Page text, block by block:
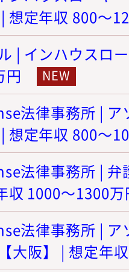
想定年収 800～
| インハウスロ
円
法律事務所 | ア
想定年収 800～
法律事務所 | 弁
収 1000～1300
法律事務所 | ア
大阪】 | 想定年